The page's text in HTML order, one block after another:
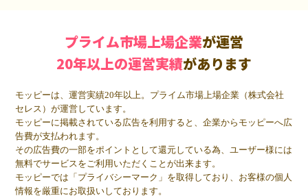
プライム市場上場企業が運営
20年以上の運営実績があります
モッピーは、運営実績20年以上。プライム市場上場企業（株式会社
セレス）が運営しています。
モッピーに掲載されている広告を利用すると、企業からモッピーへ広
告費が支払われます。
その広告費の一部をポイントとして還元している為、ユーザー様には
無料でサービスをご利用いただくことが出来ます。
モッピーでは「プライバシーマーク」を取得しており、お客様の個人
情報を厳重にお取扱いしております。